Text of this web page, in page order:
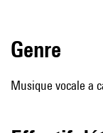
genre
Musique vocale a